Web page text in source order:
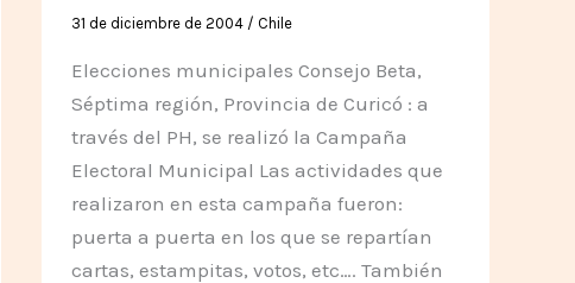
31 de diciembre de 2004 / Chile
Elecciones municipales Consejo Beta,
Séptima región, Provincia de Curicó : a
través del PH, se realizó la Campaña
Electoral Municipal Las actividades que
realizaron en esta campaña fueron:
puerta a puerta en los que se repartían
cartas, estampitas, votos, etc…. También